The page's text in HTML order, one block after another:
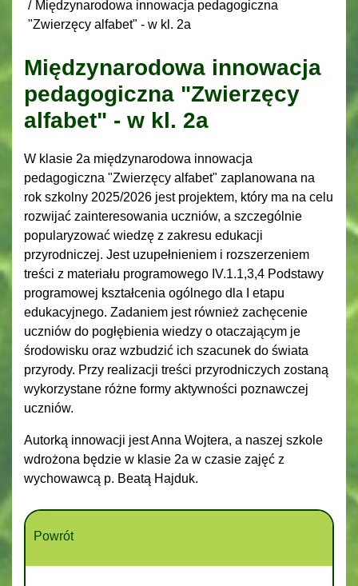
Międzynarodowa innowacja pedagogiczna
"Zwierzęcy alfabet" - w kl. 2a
Międzynarodowa innowacja
pedagogiczna "Zwierzęcy
alfabet" - w kl. 2a
W klasie 2a międzynarodowa innowacja
pedagogiczna "Zwierzęcy alfabet" zaplanowana na
rok szkolny 2025/2026 jest projektem, który ma na celu
rozwijać zainteresowania uczniów, a szczególnie
popularyzować wiedzę z zakresu edukacji
przyrodniczej. Jest uzupełnieniem i rozszerzeniem
treści z materiału programowego IV.1.1,3,4 Podstawy
programowej kształcenia ogólnego dla I etapu
edukacyjnego. Zadaniem jest również zachęcenie
uczniów do pogłębienia wiedzy o otaczającym je
środowisku oraz wzbudzić ich szacunek do świata
przyrody. Przy realizacji treści przyrodniczych zostaną
wykorzystane różne formy aktywności poznawczej
uczniów.
Autorką innowacji jest Anna Wojtera, a naszej szkole
wdrożona będzie w klasie 2a w czasie zajęć z
wychowawcą p. Beatą Hajduk.
Powrót